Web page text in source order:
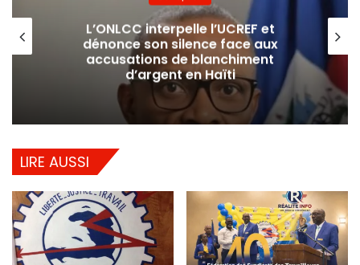
L’ONLCC interpelle l’UCREF et
dénonce son silence face aux
accusations de blanchiment
d’argent en Haïti
LIRE AUSSI